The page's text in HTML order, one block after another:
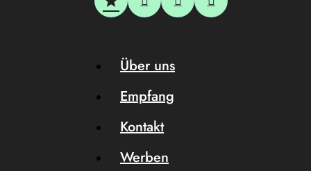
Über uns
Empfang
Kontakt
Werben